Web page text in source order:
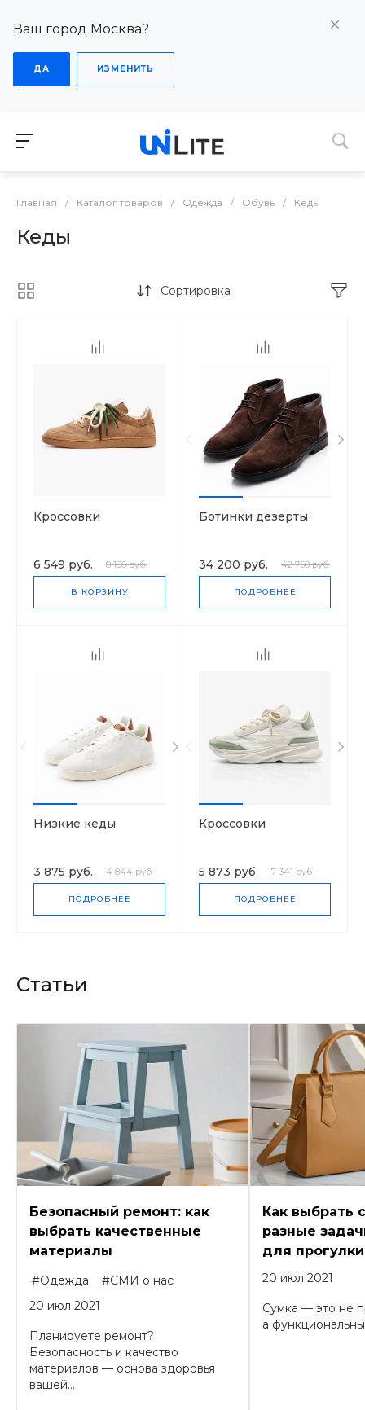
Ваш город Москва?
ДА ИЗМЕНИТЬ
Главная / Каталог товаров / Одежда / Обувь / Кеды
Кеды
Сортировка
Кроссовки
6 549 руб. 8 186 руб.
В КОРЗИНУ
Ботинки дезерты
34 200 руб. 42 750 руб.
ПОДРОБНЕЕ
Низкие кеды
3 875 руб. 4 844 руб.
ПОДРОБНЕЕ
Кроссовки
5 873 руб. 7 341 руб.
ПОДРОБНЕЕ
Статьи
Безопасный ремонт: как
выбрать качественные
материалы
#Одежда
#СМИ о нас
20 июл 2021
Планируете ремонт?
Безопасность и качество
материалов — основа здоровья
вашей...
Как выбрать
разные
для
20 июл 2021
Сумка — это не
а